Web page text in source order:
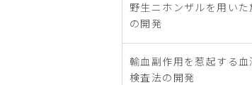
野生ニホンザルを用い
の開発
輸血副作用を惹起する
検査法の開発